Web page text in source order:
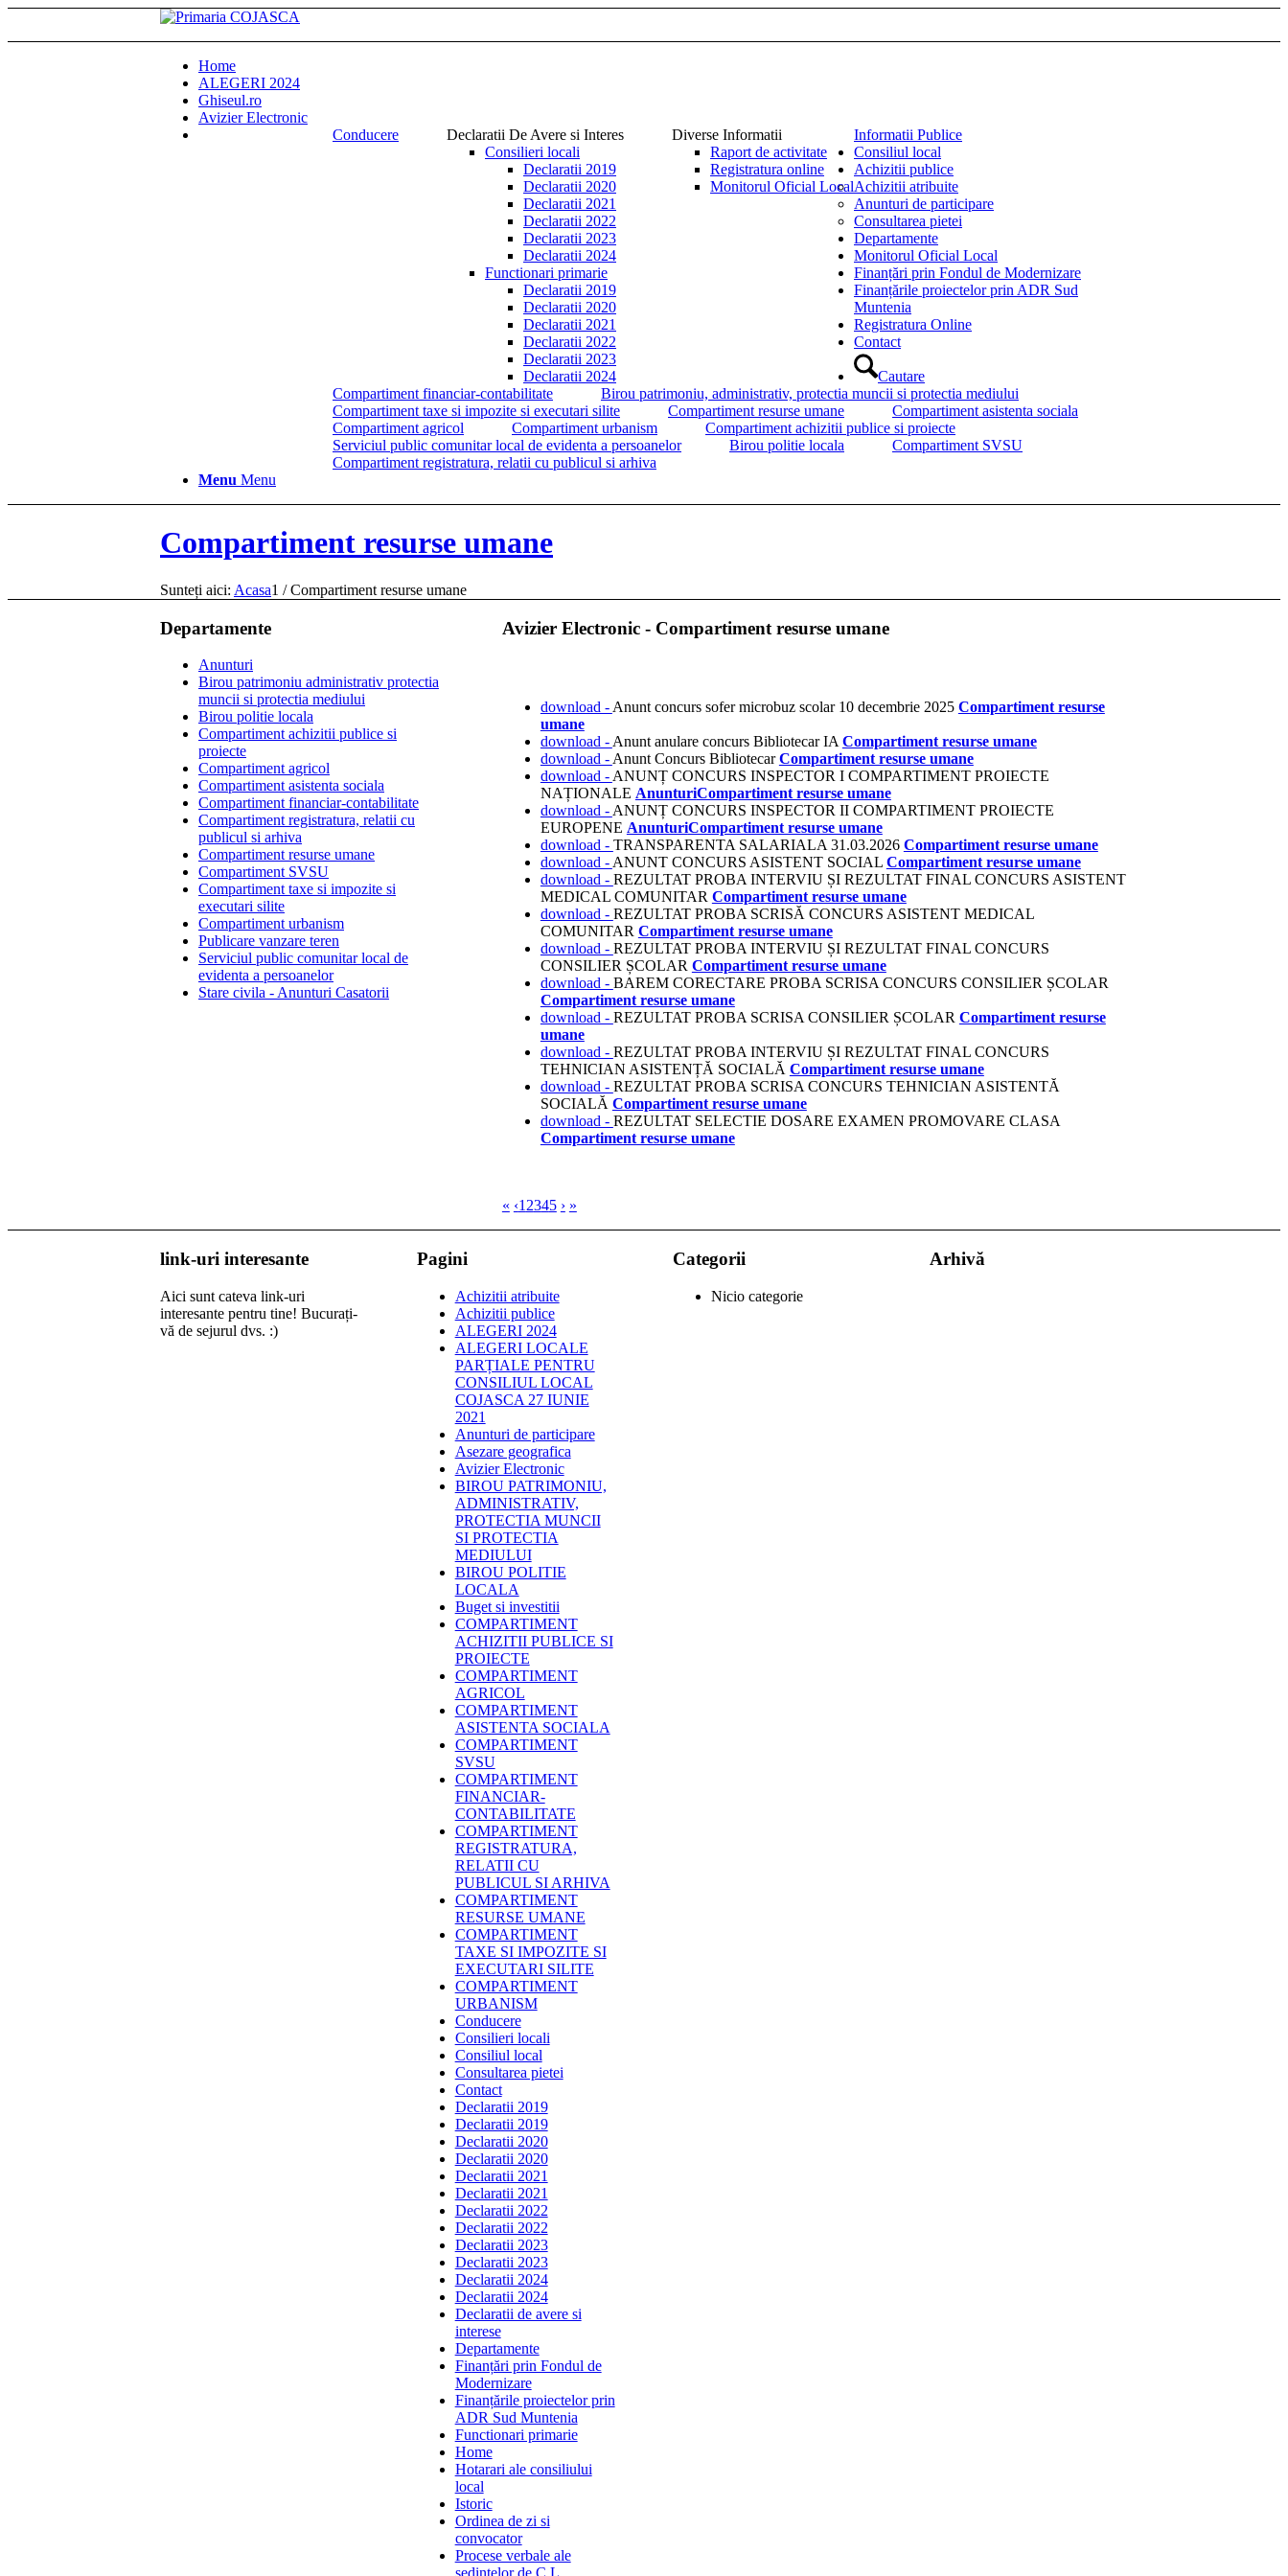
Home
ALEGERI 2024
Ghiseul.ro
Avizier Electronic
Informatii Publice
Conducere
Declaratii De Avere si Interes
Consilieri locali
Declaratii 2019
Declaratii 2020
Declaratii 2021
Declaratii 2022
Declaratii 2023
Declaratii 2024
Functionari primarie
Declaratii 2019
Declaratii 2020
Declaratii 2021
Declaratii 2022
Declaratii 2023
Declaratii 2024
Diverse Informatii
Raport de activitate
Registratura online
Monitorul Oficial Local
Consiliul local
Achizitii publice
Achizitii atribuite
Anunturi de participare
Consultarea pietei
Departamente
Compartiment financiar-contabilitate
Birou patrimoniu, administrativ, protectia muncii si protectia mediului
Compartiment taxe si impozite si executari silite
Compartiment resurse umane
Compartiment asistenta sociala
Compartiment agricol
Compartiment urbanism
Compartiment achizitii publice si proiecte
Serviciul public comunitar local de evidenta a persoanelor
Birou politie locala
Compartiment SVSU
Compartiment registratura, relatii cu publicul si arhiva
Monitorul Oficial Local
Finanțări prin Fondul de Modernizare
Finanțările proiectelor prin ADR Sud
Muntenia
Registratura Online
Contact
Cautare
Menu Menu
Compartiment resurse umane
Sunteți aici: Acasa1 / Compartiment resurse umane
Departamente
Anunturi
Birou patrimoniu administrativ protectia
muncii si protectia mediului
Birou politie locala
Compartiment achizitii publice si
proiecte
Compartiment agricol
Compartiment asistenta sociala
Compartiment financiar-contabilitate
Compartiment registratura, relatii cu
publicul si arhiva
Compartiment resurse umane
Compartiment SVSU
Compartiment taxe si impozite si
executari silite
Compartiment urbanism
Publicare vanzare teren
Serviciul public comunitar local de
evidenta a persoanelor
Stare civila - Anunturi Casatorii
Avizier Electronic - Compartiment resurse umane
download - Anunt concurs sofer microbuz scolar 10 decembrie 2025 Compartiment resurse
umane
download - Anunt anulare concurs Bibliotecar IA Compartiment resurse umane
download - Anunt Concurs BibliotecarCompartiment resurse umane
download - ANUNȚ CONCURS INSPECTOR I COMPARTIMENT PROIECTE
NAȚIONALE AnunturiCompartiment resurse umane
download - ANUNȚ CONCURS INSPECTOR II COMPARTIMENT PROIECTE
EUROPENE AnunturiCompartiment resurse umane
download - TRANSPARENTA SALARIALA 31.03.2026 Compartiment resurse umane
download - ANUNT CONCURS ASISTENT SOCIAL Compartiment resurse umane
download - REZULTAT PROBA INTERVIU ȘI REZULTAT FINAL CONCURS ASISTENT
MEDICAL COMUNITAR Compartiment resurse umane
download - REZULTAT PROBA SCRISĂ CONCURS ASISTENT MEDICAL
COMUNITAR Compartiment resurse umane
download - REZULTAT PROBA INTERVIU ȘI REZULTAT FINAL CONCURS
CONSILIER ȘCOLAR Compartiment resurse umane
download - BAREM CORECTARE PROBA SCRISA CONCURS CONSILIER ȘCOLAR
Compartiment resurse umane
download - REZULTAT PROBA SCRISA CONSILIER ȘCOLAR Compartiment resurse
umane
download - REZULTAT PROBA INTERVIU ȘI REZULTAT FINAL CONCURS
TEHNICIAN ASISTENȚĂ SOCIALĂ Compartiment resurse umane
download - REZULTAT PROBA SCRISA CONCURS TEHNICIAN ASISTENTĂ
SOCIALĂ Compartiment resurse umane
download - REZULTAT SELECTIE DOSARE EXAMEN PROMOVARE CLASA
Compartiment resurse umane
« ‹1 2345 › »
link-uri interesante
Aici sunt cateva link-uri
interesante pentru tine! Bucurați-
vă de sejurul dvs. :)
Pagini
Achizitii atribuite
Achizitii publice
ALEGERI 2024
ALEGERI LOCALE
PARȚIALE PENTRU
CONSILIUL LOCAL
COJASCA 27 IUNIE
2021
Anunturi de participare
Asezare geografica
Avizier Electronic
BIROU PATRIMONIU,
ADMINISTRATIV,
PROTECTIA MUNCII
SI PROTECTIA
MEDIULUI
BIROU POLITIE
LOCALA
Buget si investitii
COMPARTIMENT
ACHIZITII PUBLICE SI
PROIECTE
COMPARTIMENT
AGRICOL
COMPARTIMENT
ASISTENTA SOCIALA
COMPARTIMENT
SVSU
COMPARTIMENT
FINANCIAR-
CONTABILITATE
COMPARTIMENT
REGISTRATURA,
RELATII CU
PUBLICUL SI ARHIVA
COMPARTIMENT
RESURSE UMANE
COMPARTIMENT
TAXE SI IMPOZITE SI
EXECUTARI SILITE
COMPARTIMENT
URBANISM
Conducere
Consilieri locali
Consiliul local
Consultarea pietei
Contact
Declaratii 2019
Declaratii 2019
Declaratii 2020
Declaratii 2020
Declaratii 2021
Declaratii 2021
Declaratii 2022
Declaratii 2022
Declaratii 2023
Declaratii 2023
Declaratii 2024
Declaratii 2024
Declaratii de avere si
interese
Departamente
Finanțări prin Fondul de
Modernizare
Finanțările proiectelor prin
ADR Sud Muntenia
Functionari primarie
Home
Hotarari ale consiliului
local
Istoric
Ordinea de zi si
convocator
Procese verbale ale
sedintelor de C.L.
Categorii
Nicio categorie
Arhivă